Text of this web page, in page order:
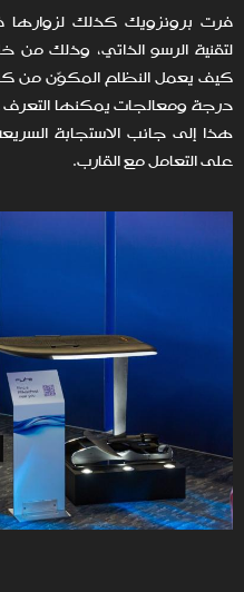
فرت برونزويك كذلك
لتقنية الرسو الذاتي، وذلك
درجة ومعالجات يمكنها التعرف
هذا إلى جانب الاستجابة
على التعامل مع القارب.